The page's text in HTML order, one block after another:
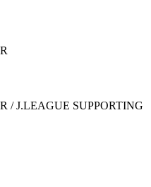
/ J.LEAGUE SUPPORTING